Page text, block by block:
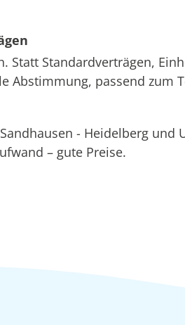
Standardverträgen,
Abstimmung, passend zum
- Heidelberg
– gute Preise.